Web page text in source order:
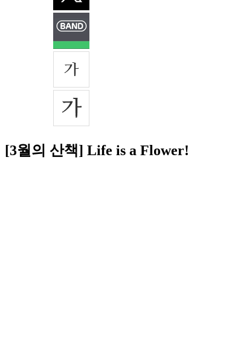
[3월의 산책] Life is a Flower!